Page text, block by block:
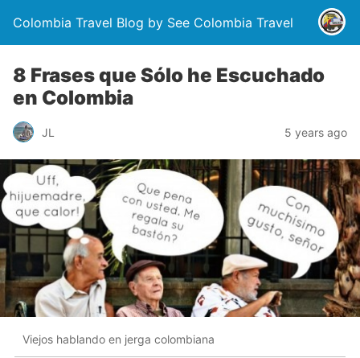
Colombia Travel Blog by See Colombia Travel
8 Frases que Sólo he Escuchado
en Colombia
JL 5 years ago
Viejos hablando en jerga colombiana